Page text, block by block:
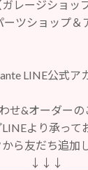
ガレージショッ
ーツショップ＆
LINE公式ア
せ&オーダーの
より承って
ら友だち追加
↓↓↓